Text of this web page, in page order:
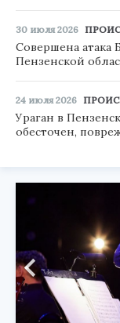
30 июля 2026
Совершена атака
Пензенской
24 июля 2026
Ураган в
обесточен,